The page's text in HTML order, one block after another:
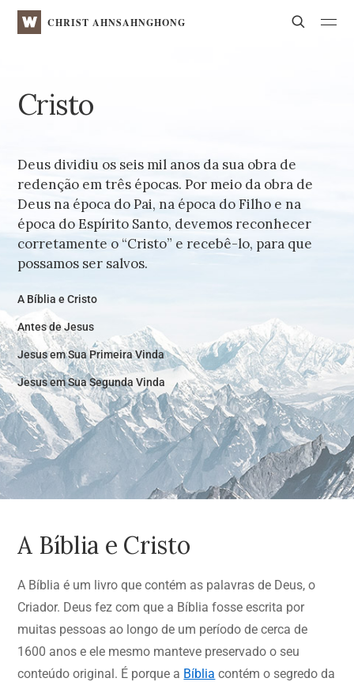
WATVCHRIST AHNSAHNGHONG Search
Cristo
Deus dividiu os seis mil anos da sua obra de
redenção em três épocas. Por meio da obra de
Deus na época do Pai, na época do Filho e na
época do Espírito Santo, devemos reconhecer
corretamente o “Cristo” e recebê-lo, para que
possamos ser salvos.
A Bíblia e Cristo
Antes de Jesus
Jesus em Sua Primeira Vinda
Jesus em Sua Segunda Vinda
A Bíblia e Cristo
A Bíblia é um livro que contém as palavras de Deus, o
Criador. Deus fez com que a Bíblia fosse escrita por
muitas pessoas ao longo de um período de cerca de
1600 anos e ele mesmo manteve preservado o seu
conteúdo original. É porque a Bíblia contém o segredo da